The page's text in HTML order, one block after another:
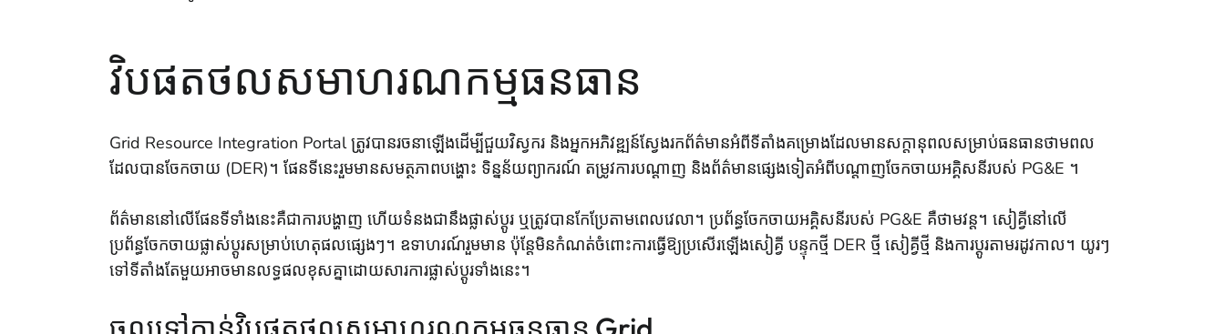
វិបផតថលសមាហរណកម្មធនធាន
Grid Resource Integration Portal ត្រូវបានរចនាឡើងដើម្បីជួយវិស្វករ និងអ្នកអភិវឌ្ឍន៍ស្វែងរកព័ត៌មានអំពីទីតាំងគម្រោងដែលមានសក្តានុពលសម្រាប់ធនធានថាមពល
ដែលបានចែកចាយ (DER)។ ផែនទីនេះរួមមានសមត្ថភាពបង្ហោះ ទិន្នន័យព្យាករណ៍ តម្រូវការបណ្តាញ និងព័ត៌មានផ្សេងទៀតអំពីបណ្តាញចែកចាយអគ្គិសនីរបស់ PG&E ។
ព័ត៌មាននៅលើផែនទីទាំងនេះគឺជាការបង្ហាញ ហើយទំនងជានឹងផ្លាស់ប្តូរ ឬត្រូវបានកែប្រែតាមពេលវេលា។ ប្រព័ន្ធចែកចាយអគ្គិសនីរបស់ PG&E គឺថាមវន្ត។ សៀគ្វីនៅលើ
ប្រព័ន្ធចែកចាយផ្លាស់ប្តូរសម្រាប់ហេតុផលផ្សេងៗ។ ឧទាហរណ៍រួមមាន ប៉ុន្តែមិនកំណត់ចំពោះការធ្វើឱ្យប្រសើរឡើងសៀគ្វី បន្ទុកថ្មី DER ថ្មី សៀគ្វីថ្មី និងការប្តូរតាមរដូវកាល។ យូរៗ
ទៅទីតាំងតែមួយអាចមានលទ្ធផលខុសគ្នាដោយសារការផ្លាស់ប្តូរទាំងនេះ។